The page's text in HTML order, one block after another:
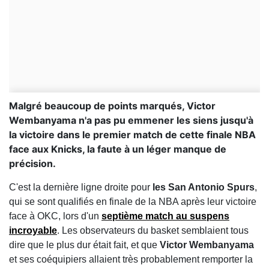
Malgré beaucoup de points marqués, Victor
Wembanyama n'a pas pu emmener les siens jusqu'à
la victoire dans le premier match de cette finale NBA
face aux Knicks, la faute à un léger manque de
précision.
C'est la dernière ligne droite pour les San Antonio Spurs,
qui se sont qualifiés en finale de la NBA après leur victoire
face à OKC, lors d'un septième match au suspens
incroyable. Les observateurs du basket semblaient tous
dire que le plus dur était fait, et que Victor Wembanyama
et ses coéquipiers allaient très probablement remporter la